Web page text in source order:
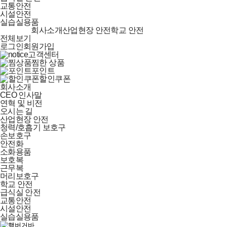
교통안전
시설안전
실습실용품
전체보기
회사소개산업현장 안전학교 안전
로그인회원가입
고객센터
찜한 상품
포인트
할인쿠폰
회사소개
CEO 인사말
연혁 및 비전
오시는 길
산업현장 안전
청력/호흡기 보호구
손보호구
안전화
소화용품
보호복
근무복
머리보호구
학교 안전
급식실 안전
교통안전
시설안전
실습실용품